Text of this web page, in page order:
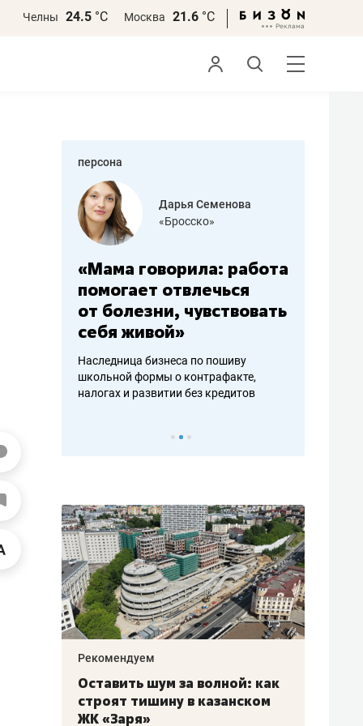
Челны 24.5 °С Москва 21.6 °С
персона
Дарья Семенова
«Бросско»
«Мама говорила: работа
помогает отвлечься
от болезни, чувствовать
себя живой»
Наследница бизнеса по пошиву
школьной формы о контрафакте,
налогах и развитии без кредитов
Рекомендуем
Оставить шум за волной: как
строят тишину в казанском
ЖК «Заря»